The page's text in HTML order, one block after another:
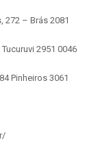
– Brás 2081
2951 0046
Pinheiros 3061